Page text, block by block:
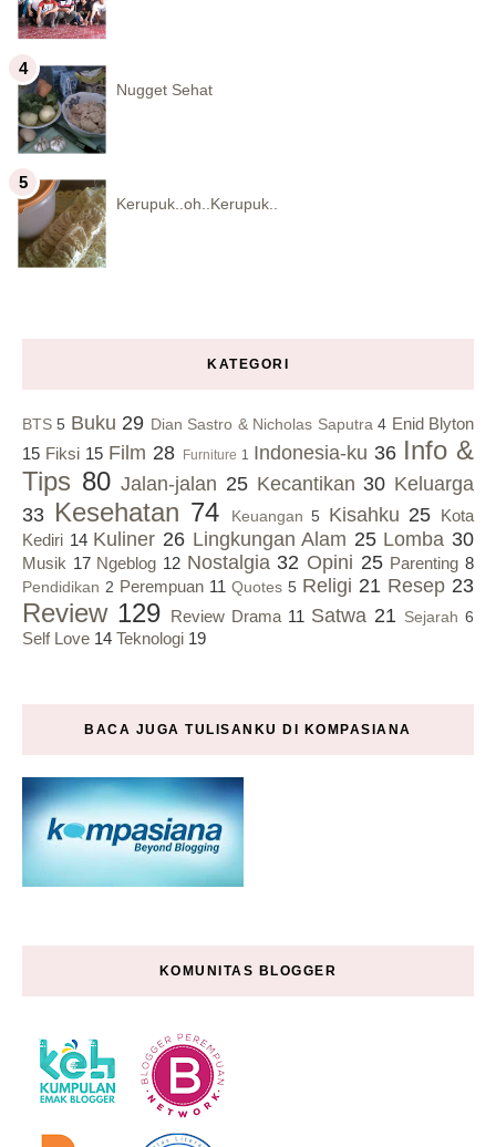
Nugget Sehat
Kerupuk..oh..Kerupuk..
KATEGORI
BTS 5 Buku 29 Dian Sastro & Nicholas Saputra 4 Enid Blyton
15 Fiksi 15 Film 28 Furniture 1 Indonesia-ku 36 Info &
Tips 80 Jalan-jalan 25 Kecantikan 30 Keluarga
33 Kesehatan 74 Keuangan 5 Kisahku 25 Kota
Kediri 14 Kuliner 26 Lingkungan Alam 25 Lomba 30
Musik 17 Ngeblog 12 Nostalgia 32 Opini 25 Parenting 8
Pendidikan 2 Perempuan 11 Quotes 5 Religi 21 Resep 23
Review 129 Review Drama 11 Satwa 21 Sejarah 6
Self Love 14 Teknologi 19
BACA JUGA TULISANKU DI KOMPASIANA
KOMUNITAS BLOGGER